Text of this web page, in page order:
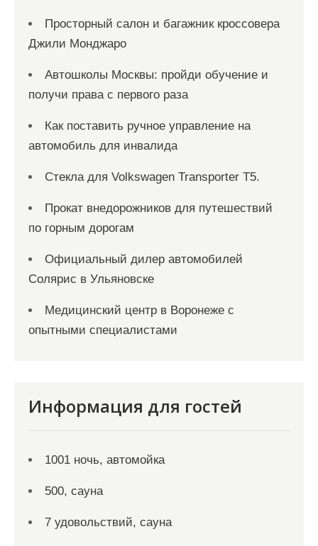
Просторный салон и багажник кроссовера
Джили Монджаро
Автошколы Москвы: пройди обучение и
получи права с первого раза
Как поставить ручное управление на
автомобиль для инвалида
Стекла для Volkswagen Transporter T5.
Прокат внедорожников для путешествий
по горным дорогам
Официальный дилер автомобилей
Солярис в Ульяновске
Медицинский центр в Воронеже с
опытными специалистами
Информация для гостей
1001 ночь, автомойка
500, сауна
7 удовольствий, сауна